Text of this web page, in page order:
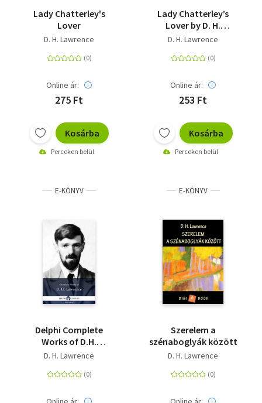
Lady Chatterley's
Lover
D. H. Lawrence
Online ár:
275 Ft
Kosárba
Perceken belül
Lady Chatterley’s
Lover by D. H.
Lawrence (Illustrated)
D. H. Lawrence
Online ár:
253 Ft
Kosárba
Perceken belül
E-KÖNYV
Delphi Complete
Works of D.H.
Lawrence (Illustrated)
D. H. Lawrence
E-KÖNYV
Szerelem a
szénaboglyák között
D. H. Lawrence